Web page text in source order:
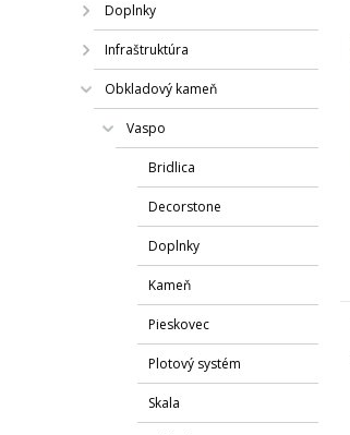
Doplnky
Infraštruktúra
Obkladový kameň
Vaspo
Bridlica
Decorstone
Doplnky
Kameň
Pieskovec
Plotový systém
Skala